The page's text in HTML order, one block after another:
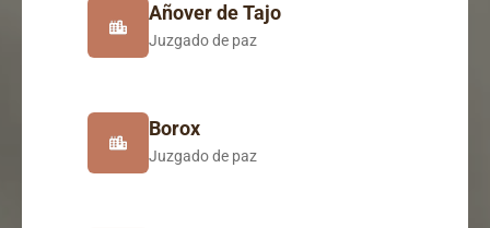
Añover de Tajo
Juzgado de paz
Borox
Juzgado de paz